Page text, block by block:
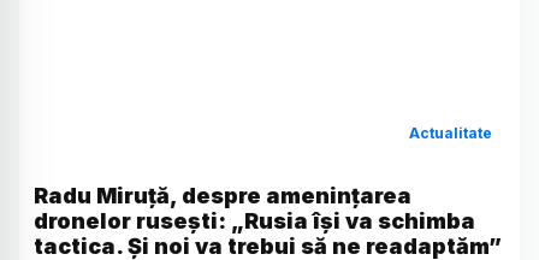
Actualitate
Radu Miruță, despre amenințarea
dronelor rusești: „Rusia își va schimba
tactica. Și noi va trebui să ne readaptăm”